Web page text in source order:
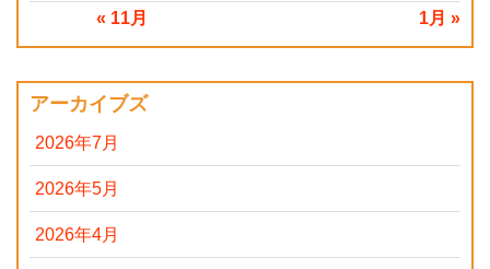
« 11月 1月 »
アーカイブズ
2026年7月
2026年5月
2026年4月